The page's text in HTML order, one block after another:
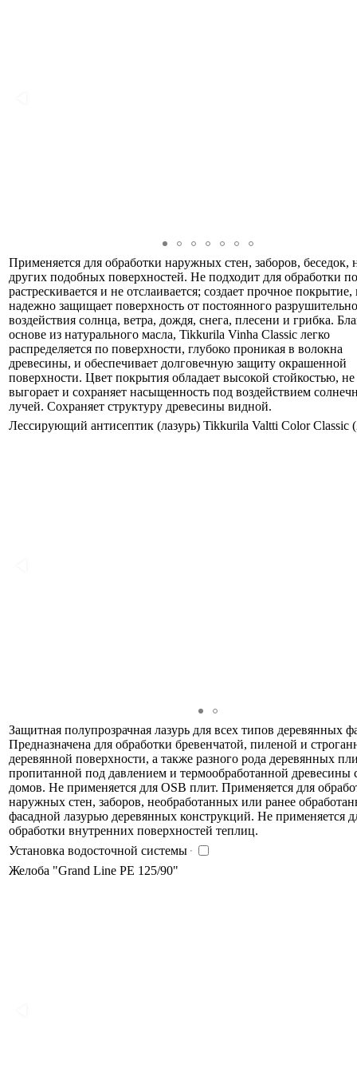
Применяется для обработки наружных стен, заборов, беседок,
других подобных поверхностей. Не подходит для обработки
растрескивается и не отслаивается; создает прочное покрытие,
надежно защищает поверхность от постоянного
воздействия солнца, ветра, дождя, снега, плесени и грибка.
основе из натурального масла, Tikkurila Vinha Classic легко
распределяется по поверхности, глубоко проникая в волокна
древесины, и обеспечивает долговечную защиту окрашенной
поверхности. Цвет покрытия обладает высокой стойкостью, не
выгорает и сохраняет насыщенность под воздействием
лучей. Сохраняет структуру древесины видной.
Лессирующий антисептик (лазурь) Tikkurila Valtti Color Classic
Защитная полупрозрачная лазурь для всех типов деревянных
Предназначена для обработки бревенчатой, пиленой и
деревянной поверхности, а также разного рода деревянных
пропитанной под давлением и термообработанной древесины
домов. Не применяется для OSB плит. Применяется для
наружных стен, заборов, необработанных или ранее
фасадной лазурью деревянных конструкций. Не применяется
обработки внутренних поверхностей теплиц.
Установка водосточной системы
Желоба "Grand Line PE 125/90"